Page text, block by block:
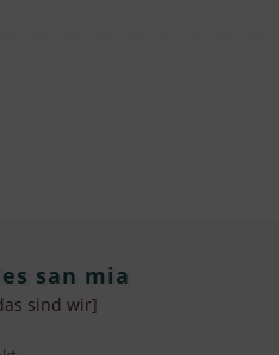
san mia
sind wir]